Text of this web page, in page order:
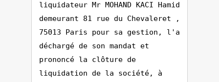
liquidateur Mr MOHAND KACI Hamid
demeurant 81 rue du Chevaleret ,
75013 Paris pour sa gestion, l'a
déchargé de son mandat et
prononcé la clôture de
liquidation de la société, à